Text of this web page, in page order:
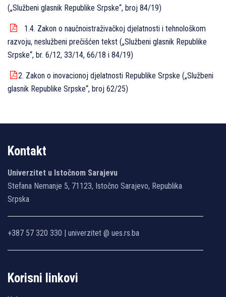
(„Službeni glasnik Republike Srpske“, broj 84/19)
1.4. Zakon o naučnoistraživačkoj djelatnosti i tehnološkom
razvoju, neslužbeni prečišćen tekst („Službeni glasnik Republike
Srpske“, br. 6/12, 33/14, 66/18 i 84/19)
2. Zakon o inovacionoj djelatnosti Republike Srpske („Službeni
glasnik Republike Srpske“, broj 62/25)
Kontakt
Univerzitet u Istočnom Sarajevu
Stefana Nemanje 5, 71123, Istočno Sarajevo, Republika
Srpska
+387 57 320 330 | univerzitet @ ues.rs.ba
Korisni linkovi